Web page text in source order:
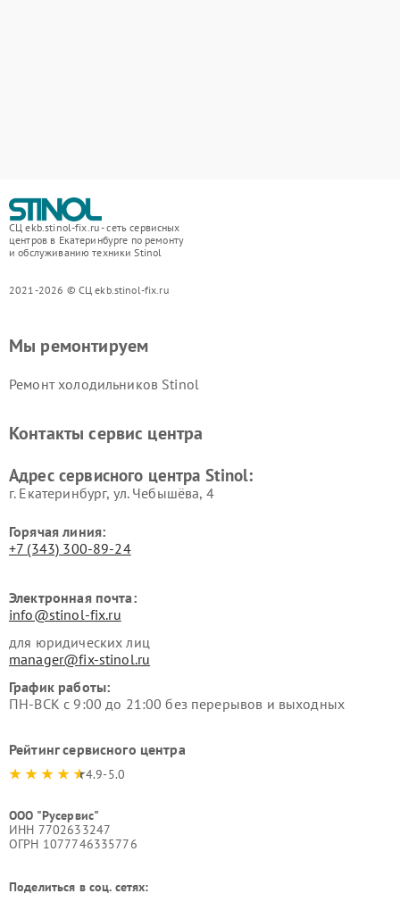
СЦ ekb.stinol-fix.ru - сеть сервисных
центров в Екатеринбурге по ремонту
и обслуживанию техники Stinol
2021-2026 © СЦ ekb.stinol-fix.ru
Мы ремонтируем
Ремонт холодильников Stinol
Контакты сервис центра
Адрес сервисного центра Stinol:
г. Екатеринбург, ул. Чебышёва, 4
Горячая линия:
+7 (343) 300-89-24
Электронная почта:
info@stinol-fix.ru
для юридических лиц
manager@fix-stinol.ru
График работы:
ПН-ВСК с 9:00 до 21:00 без перерывов и выходных
Рейтинг сервисного центра
4.9-5.0
ООО "Русервис"
ИНН 7702633247
ОГРН 1077746335776
Поделиться в соц. сетях: